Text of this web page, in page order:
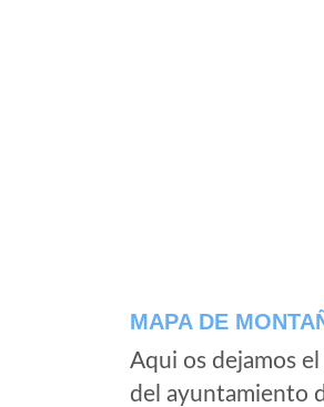
MAPA DE
Aqui os dejamos
del ayuntamiento